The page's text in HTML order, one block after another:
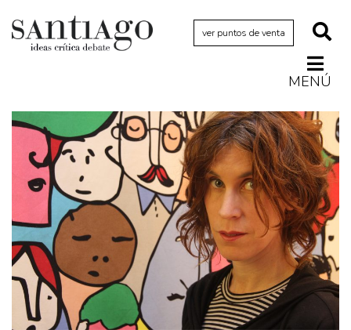
ver puntos de venta
MENÚ
Actualidad
Archivo Cenfoto-UDP
Arquetipos de situación
Artes visuales
Ciencia
Cine y televisión
Ciudad
Cómics
Críticas